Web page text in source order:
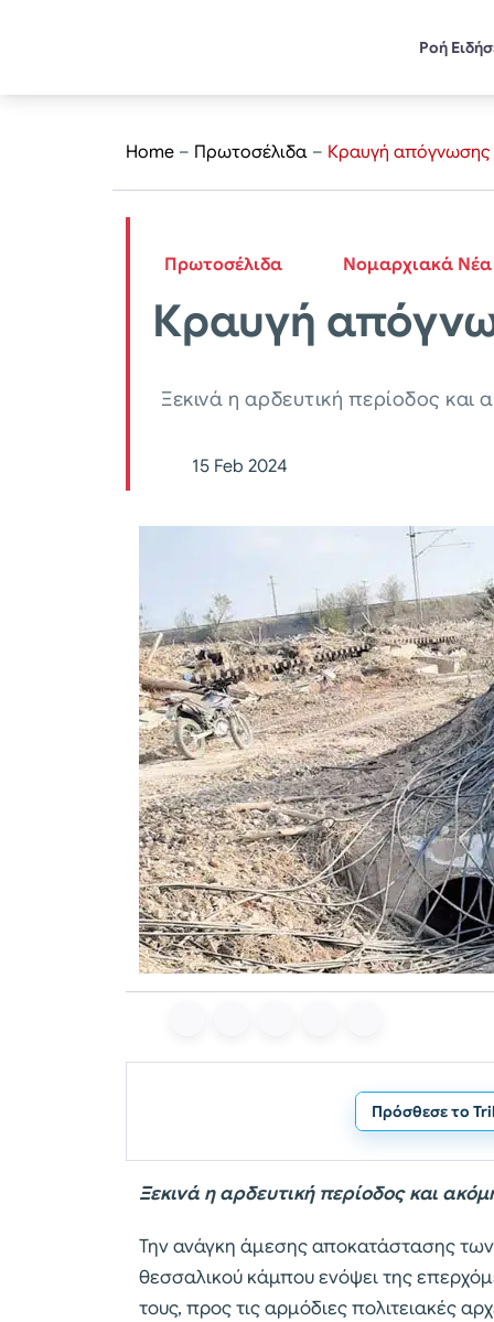
Ροή
Home – Πρωτοσέλιδα – Κραυγή
Πρωτοσέλιδα Νομαρχιακά Νέα
Κραυγή
Ξεκινά η αρδευτική περίοδος
15 Feb 2024
Πρόσθεσε το
Ξεκινά η αρδευτική περίοδος και
Την ανάγκη άμεσης αποκατάστασης
θεσσαλικού κάμπου ενόψει της
τους, προς τις αρμόδιες πολιτειακές